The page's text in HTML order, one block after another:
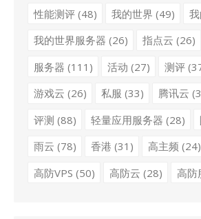
性能测评(48) 我的世界 (49)
我的世界服务器 (26) 指点云 (26)
服务器 (111) 活动 (27) 测评
游戏云 (26) 私服 (33) 腾讯云
评测 (88) 轻量应用服务器 (28)
雨云 (78) 香港 (31) 高主频 (24)
高防VPS (50) 高防云 (28) 高防